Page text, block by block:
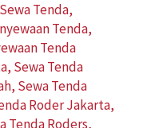
Tenda,
Tenda,
Tenda
, Sewa Tenda
, Sewa Tenda
Roder Jakarta,
Tenda Roders,